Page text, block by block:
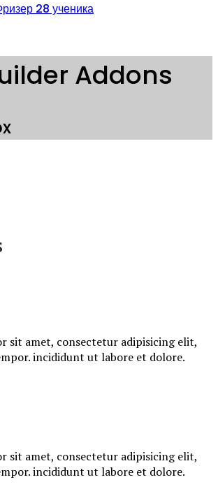
28 ученика
Addons
sit amet, consectetur adipisicing elit,
incididunt ut labore et dolore.
sit amet, consectetur adipisicing elit,
incididunt ut labore et dolore.